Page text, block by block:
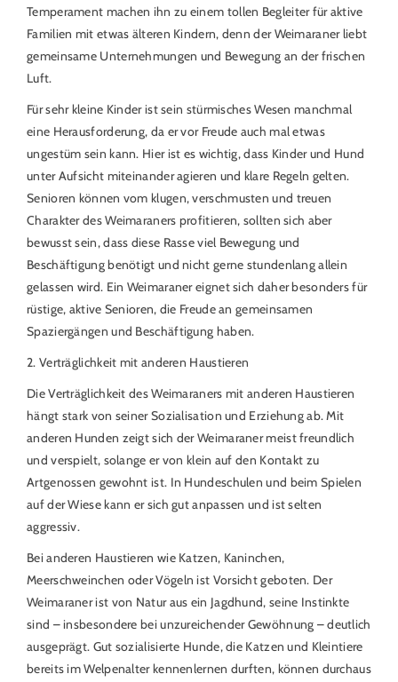
Temperament machen ihn zu einem tollen Begleiter für aktive
Familien mit etwas älteren Kindern, denn der Weimaraner liebt
gemeinsame Unternehmungen und Bewegung an der frischen
Luft.
Für sehr kleine Kinder ist sein stürmisches Wesen manchmal
eine Herausforderung, da er vor Freude auch mal etwas
ungestüm sein kann. Hier ist es wichtig, dass Kinder und Hund
unter Aufsicht miteinander agieren und klare Regeln gelten.
Senioren können vom klugen, verschmusten und treuen
Charakter des Weimaraners profitieren, sollten sich aber
bewusst sein, dass diese Rasse viel Bewegung und
Beschäftigung benötigt und nicht gerne stundenlang allein
gelassen wird. Ein Weimaraner eignet sich daher besonders für
rüstige, aktive Senioren, die Freude an gemeinsamen
Spaziergängen und Beschäftigung haben.
2. Verträglichkeit mit anderen Haustieren
Die Verträglichkeit des Weimaraners mit anderen Haustieren
hängt stark von seiner Sozialisation und Erziehung ab. Mit
anderen Hunden zeigt sich der Weimaraner meist freundlich
und verspielt, solange er von klein auf den Kontakt zu
Artgenossen gewohnt ist. In Hundeschulen und beim Spielen
auf der Wiese kann er sich gut anpassen und ist selten
aggressiv.
Bei anderen Haustieren wie Katzen, Kaninchen,
Meerschweinchen oder Vögeln ist Vorsicht geboten. Der
Weimaraner ist von Natur aus ein Jagdhund, seine Instinkte
sind – insbesondere bei unzureichender Gewöhnung – deutlich
ausgeprägt. Gut sozialisierte Hunde, die Katzen und Kleintiere
bereits im Welpenalter kennenlernen durften, können durchaus